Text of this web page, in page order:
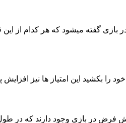
را بکشید این امتیاز ها نیز افزایش
در بازی وجود دارند که در طول